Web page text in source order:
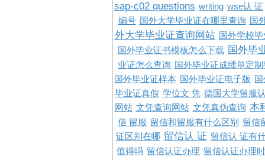
sap-c02 questions writing wse认 证
编号 国外大学毕业证在哪里查询 国
外大学毕业证查询网站 国外学校
国外毕业证书模板怎么下载 国外毕
业证怎么查询
国外毕业证成绩单定
国外毕业证样本
国外毕业证电子版
毕业证真假 学位文 凭 德国大学留服
网站 文凭查询网站 文凭真伪查询 本
信 留服 留信和留服有什么区别
留信
证区别在哪 留信认 证 留信认 证有
值得吗 留信认证办理 留信认证办理